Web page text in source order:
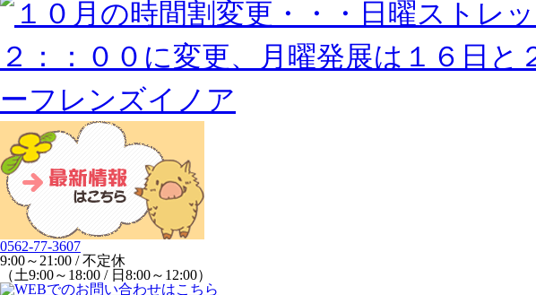
0562-77-3607
9:00～21:00 / 不定休
（土9:00～18:00 / 日8:00～12:00）